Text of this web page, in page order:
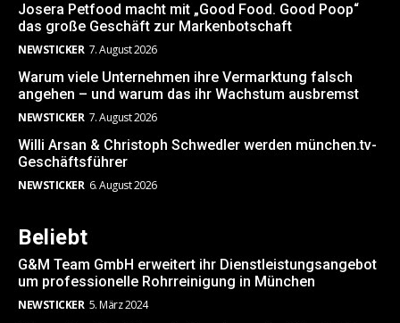
Josera Petfood macht mit „Good Food. Good Poop“
das große Geschäft zur Markenbotschaft
NEWSTICKER 7. August 2026
Warum viele Unternehmen ihre Vermarktung falsch
angehen – und warum das ihr Wachstum ausbremst
NEWSTICKER 7. August 2026
Willi Arsan & Christoph Schwedler werden münchen.tv-
Geschäftsführer
NEWSTICKER 6. August 2026
Beliebt
G&M Team GmbH erweitert ihr Dienstleistungsangebot
um professionelle Rohrreinigung in München
NEWSTICKER 5. März 2024